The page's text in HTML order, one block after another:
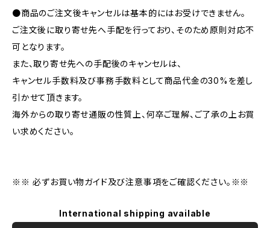
●商品のご注文後キャンセルは基本的にはお受けできません。
ご注文後に取り寄せ先へ手配を行っており、そのため原則対応不
可となります。
また、取り寄せ先への手配後のキャンセルは、
キャンセル手数料及び事務手数料として商品代金の30%を差し
引かせて頂きます。
海外からの取り寄せ通販の性質上、何卒ご理解、ご了承の上お買
い求めください。
※※ 必ずお買い物ガイド及び注意事項をご確認ください。※※
International shipping available